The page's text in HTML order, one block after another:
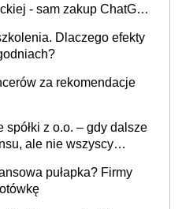
- sam zakup ChatGPT
Dlaczego efekty
za rekomendacje
z o.o. – gdy dalsze
ale nie wszyscy
pułapka? Firmy